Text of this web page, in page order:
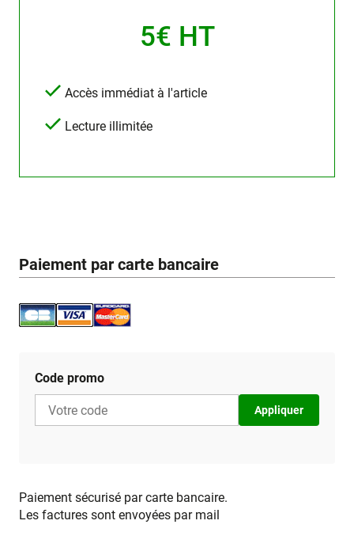
5€ HT
Accès immédiat à l'article
Lecture illimitée
Paiement par carte bancaire
Code promo
Appliquer
Paiement sécurisé par carte bancaire.
Les factures sont envoyées par mail